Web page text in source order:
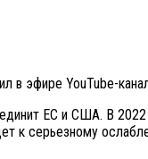
в эфире YouTube-
ЕС и США. В
к серьезному